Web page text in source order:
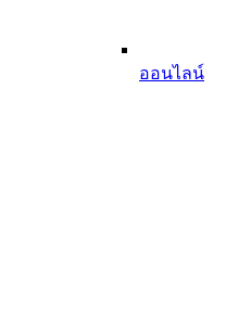
ออนไลน์